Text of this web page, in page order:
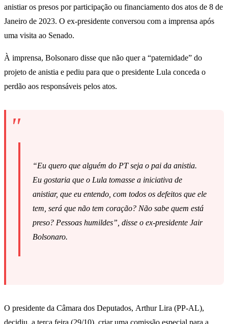
anistiar os presos por participação ou financiamento dos atos de 8 de
Janeiro de 2023. O ex-presidente conversou com a imprensa após
uma visita ao Senado.
À imprensa, Bolsonaro disse que não quer a “paternidade” do
projeto de anistia e pediu para que o presidente Lula conceda o
perdão aos responsáveis pelos atos.
“Eu quero que alguém do PT seja o pai da anistia.
Eu gostaria que o Lula tomasse a iniciativa de
anistiar, que eu entendo, com todos os defeitos que ele
tem, será que não tem coração? Não sabe quem está
preso? Pessoas humildes”, disse o ex-presidente Jair
Bolsonaro.
O presidente da Câmara dos Deputados, Arthur Lira (PP-AL),
decidiu, a terça feira (29/10), criar uma comissão especial para a